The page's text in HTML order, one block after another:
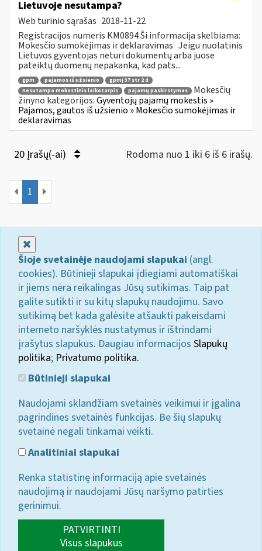
Lietuvoje nesutampa?
Web turinio sąrašas 2018-11-22
Registracijos numeris KM0894 Ši informacija skelbiama:
Mokesčio sumokėjimas ir deklaravimas Jeigu nuolatinis
Lietuvos gyventojas neturi dokumentų arba juose
pateiktų duomenų nepakanka, kad pats...
gpm pajamos iš užsienio
gpmį 37 str 2 d
nesutampa mokestinis laikotarpis
pajamų paskirstymas
Mokesčių
žinyno kategorijos:Gyventojų pajamų mokestis »
Pajamos, gautos iš užsienio » Mokesčio sumokėjimas ir
deklaravimas
20 Įrašų(-ai) Rodoma nuo 1 iki 6 iš 6 irašų.
1
Šioje svetainėje naudojami slapukai (angl.
cookies). Būtinieji slapukai įdiegiami automatiškai
ir jiems nėra reikalingas Jūsų sutikimas. Taip pat
galite sutikti ir su kitų slapukų naudojimu. Savo
sutikimą bet kada galėsite atšaukti pakeisdami
interneto naršyklės nustatymus ir ištrindami
įrašytus slapukus. Daugiau informacijos Slapukų
politika; Privatumo politika.
Būtinieji slapukai
Naudojami sklandžiam svetainės veikimui ir įgalina
pagrindines svetainės funkcijas. Be šių slapukų
svetainė negali tinkamai veikti.
Analitiniai slapukai
Renka statistinę informaciją apie svetainės
naudojimą ir naudojami Jūsų naršymo patirties
gerinimui.
PATVIRTINTI
Visus slapukus